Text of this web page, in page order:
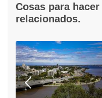
Cosas para
relacionados.